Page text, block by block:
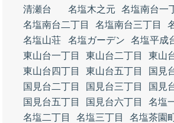
清瀬台
名塩木之元
名塩南台一
名塩南台二丁目
名塩南台三丁目
名塩山荘
名塩ガーデン 名塩平成
東山台一丁目
東山台二丁目
東山
東山台四丁目
東山台五丁目
国見
国見台二丁目
国見台三丁目
国見
国見台五丁目
国見台六丁目
名塩
名塩二丁目
名塩三丁目
名塩茶園